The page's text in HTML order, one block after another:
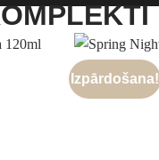
Izpārdošana!